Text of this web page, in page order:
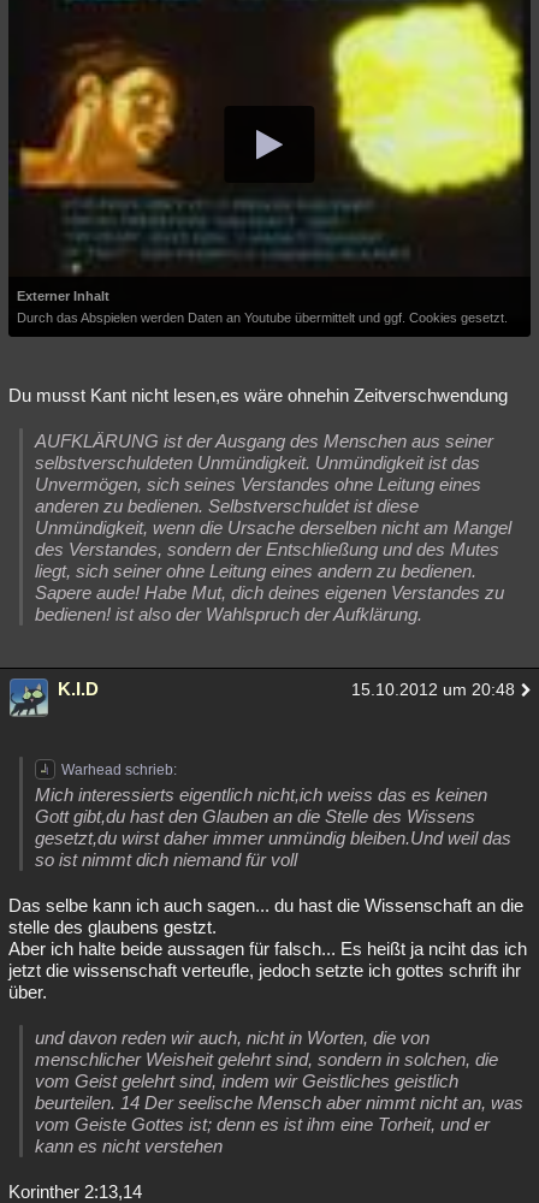
Externer Inhalt
Durch das Abspielen werden Daten an Youtube übermittelt und ggf. Cookies gesetzt.
Du musst Kant nicht lesen,es wäre ohnehin Zeitverschwendung
AUFKLÄRUNG ist der Ausgang des Menschen aus seiner
selbstverschuldeten Unmündigkeit. Unmündigkeit ist das
Unvermögen, sich seines Verstandes ohne Leitung eines
anderen zu bedienen. Selbstverschuldet ist diese
Unmündigkeit, wenn die Ursache derselben nicht am Mangel
des Verstandes, sondern der Entschließung und des Mutes
liegt, sich seiner ohne Leitung eines andern zu bedienen.
Sapere aude! Habe Mut, dich deines eigenen Verstandes zu
bedienen! ist also der Wahlspruch der Aufklärung.
K.I.D 15.10.2012 um 20:48
Warhead schrieb:
Mich interessierts eigentlich nicht,ich weiss das es keinen
Gott gibt,du hast den Glauben an die Stelle des Wissens
gesetzt,du wirst daher immer unmündig bleiben.Und weil das
so ist nimmt dich niemand für voll
Das selbe kann ich auch sagen... du hast die Wissenschaft an die
stelle des glaubens gestzt.
Aber ich halte beide aussagen für falsch... Es heißt ja nciht das ich
jetzt die wissenschaft verteufle, jedoch setzte ich gottes schrift ihr
über.
und davon reden wir auch, nicht in Worten, die von
menschlicher Weisheit gelehrt sind, sondern in solchen, die
vom Geist gelehrt sind, indem wir Geistliches geistlich
beurteilen. 14 Der seelische Mensch aber nimmt nicht an, was
vom Geiste Gottes ist; denn es ist ihm eine Torheit, und er
kann es nicht verstehen
Korinther 2:13,14